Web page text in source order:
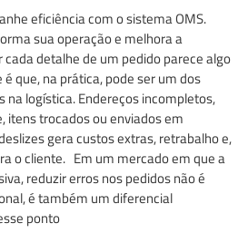
eficiência com o sistema OMS.
sua operação e melhora a
detalhe de um pedido parece algo
que, na prática, pode ser um dos
logística. Endereços incompletos,
itens trocados ou enviados em
gera custos extras, retrabalho e,
o cliente. Em um mercado em que a
reduzir erros nos pedidos não é
é também um diferencial
ponto